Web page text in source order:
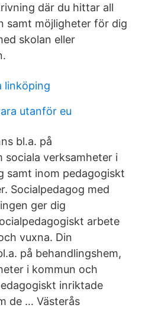
där du hittar all
samt möjligheter för dig
skolan eller
linköping
utanför eu
bl.a. på
sociala verksamheter i
samt inom pedagogiskt
Socialpedagog med
ger dig
arbete
vuxna. Din
på behandlingshem,
i kommun och
inriktade
de … Västerås